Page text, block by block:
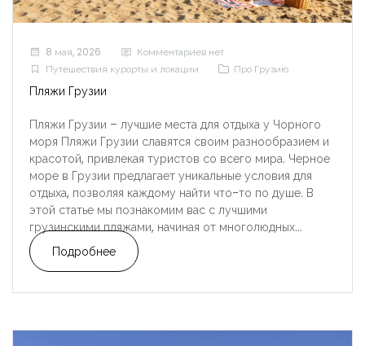
8 мая, 2026
Комментариев нет
Путешествия курорты и локации
Про Грузию
Пляжи Грузии
Пляжи Грузии – лучшие места для отдыха у Чорного
моря Пляжи Грузии славятся своим разнообразием и
красотой, привлекая туристов со всего мира. Черное
море в Грузии предлагает уникальные условия для
отдыха, позволяя каждому найти что-то по душе. В
этой статье мы познакомим вас с лучшими
грузинскими пляжами, начиная от многолюдных...
Подробнее